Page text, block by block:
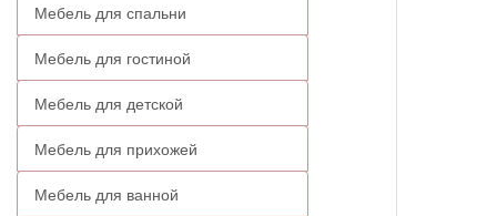
Мебель для спальни
Мебель для гостиной
Мебель для детской
Мебель для прихожей
Мебель для ванной